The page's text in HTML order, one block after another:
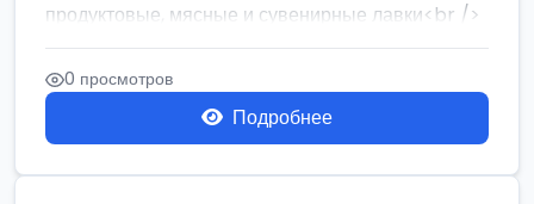
продуктовые, мясные и сувенирные лавки<br />
Разнорабочий на сборку м...
0 просмотров
Подробнее